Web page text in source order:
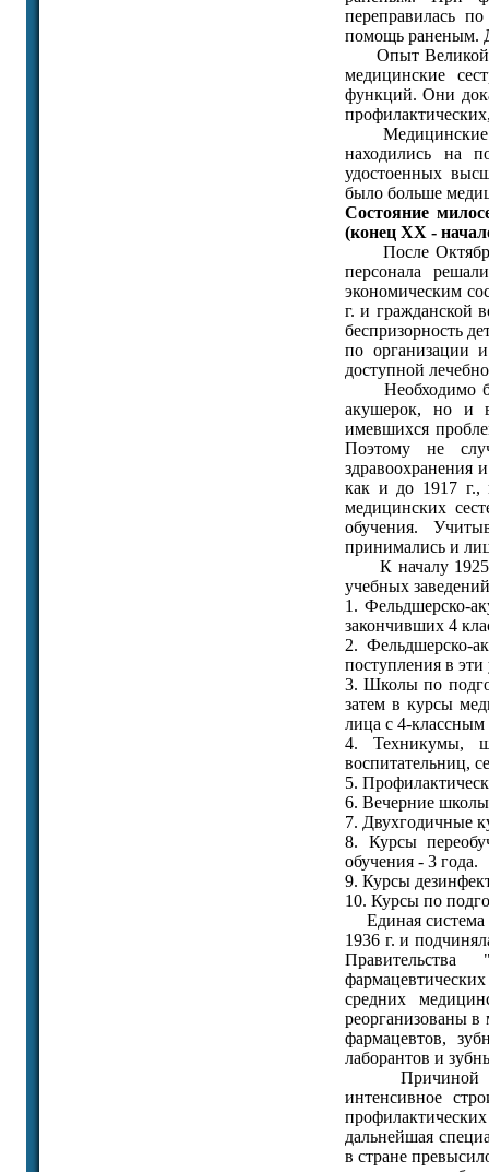
переправилась
помощь раненым.
Опыт Великой
медицинские
функций. Они
Медицинские
находились на
удостоенных
было больше
Состояние
(конец ХХ -
После
персонала
экономическим
г. и гражданской
беспризорность
по организации
доступной
Необходимо
акушерок, но и
имевшихся
Поэтому не
здравоохранения
как и до 1917 г.,
медицинских
обучения.
принимались и
К началу 1925
учебных
1. Фельдшерско-
закончивших 4
2. Фельдшерско-
поступления в
3. Школы по
затем в курсы
лица с 4-классным
4. Техникумы,
воспитательниц,
5.
6. Вечерние школы
7. Двухгодичные
8. Курсы
обучения - 3 года.
9. Курсы
10. Курсы по
Единая система
1936 г. и
средних
реорганизованы
фармацевтов,
лаборантов и
Причиной
интенсивное
дальнейшая
в стране